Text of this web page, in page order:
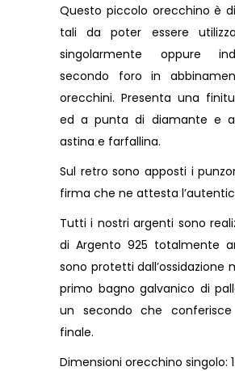
Questo piccolo orecchino è
tali da poter essere
singolarmente oppure
secondo foro in
orecchini. Presenta una
ed a punta di diamante e
astina e farfallina.
Sul retro sono apposti i
firma che ne attesta
Tutti i nostri argenti sono
di Argento 925 totalmente
sono protetti dall’ossidazione
primo bagno galvanico di
un secondo che
finale.
Dimensioni orecchino singolo: